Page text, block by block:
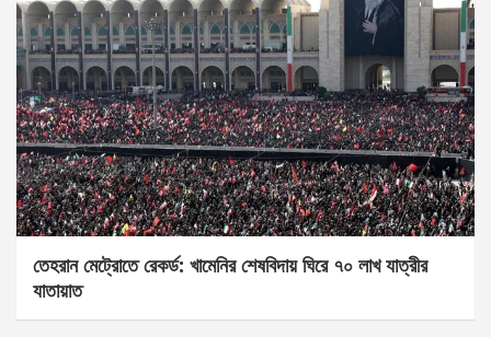
তেহরান মেট্রোতে রেকর্ড: খামেনির শেষবিদায় ঘিরে ৭০ লাখ যাত্রীর
যাতায়াত